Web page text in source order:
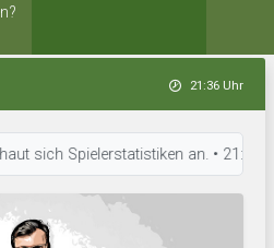
21:36 Uhr
Spielerstatistiken an. • 21:34 Uhr: